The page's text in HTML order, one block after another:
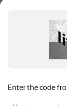
₽за
Информация